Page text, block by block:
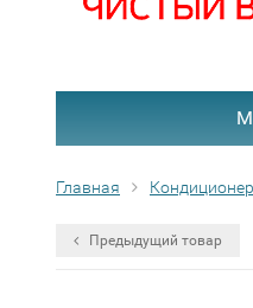
Главная
Предыдущий товар